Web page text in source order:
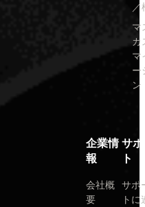
／
マ
カ
マ
ー
ン
企業情
報
会社概
要
サ
ト
サポ
トに